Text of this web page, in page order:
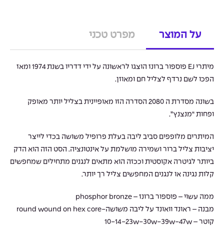
על המוצר מפרט טכני
מיתרי EJ פוספור ברונז הוצגו לראשונה על ידי דדריו בשנת 1974 ומאז
הפכו לשם נרדף לצליל חם ומאוזן.
בשונה מסדרת ה 2080 הסדרה הזו מאופיינית בצליל יותר מאופק
ופחות “מנצנץ”.
המיתרים מלופפים סביב ליבה בעלת פרופיל משושה בכדי לייצר
יציבות צליל ברור ושמירה מושלמת על אינטונציה. הסט הזה הוא הדק
ביותר לגיטרה אקוסטית וככזה הוא מתאים לנגנים מתחילים שמחפשים
קלות נגינה או לנגנים המחפשים צליל רך יותר.
ממה עשוי – פוספור ברונז – phosphor bronze
מבנה – ראונד וואונד על ליבה משושה-round wound on hex core
קוטר – 10-14-23w-30w-39w-47w